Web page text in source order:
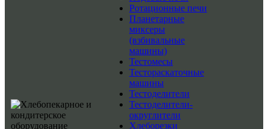
Ротационные печи
Планетарные
миксеры
(взбивальные
машины)
Тестомесы
Тестораскаточные
машины
Тестоделители
Тестоделители-
округлители
Хлеборезки